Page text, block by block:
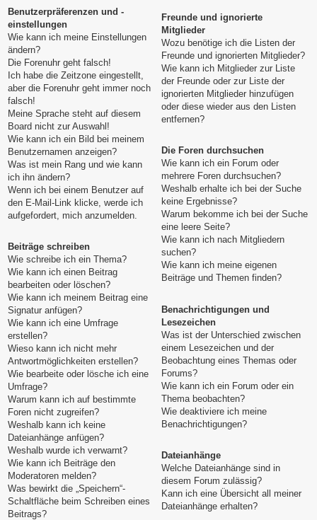
Benutzerpräferenzen und -
einstellungen
Wie kann ich meine Einstellungen
ändern?
Die Forenuhr geht falsch!
Ich habe die Zeitzone eingestellt,
aber die Forenuhr geht immer noch
falsch!
Meine Sprache steht auf diesem
Board nicht zur Auswahl!
Wie kann ich ein Bild bei meinem
Benutzernamen anzeigen?
Was ist mein Rang und wie kann
ich ihn ändern?
Wenn ich bei einem Benutzer auf
den E-Mail-Link klicke, werde ich
aufgefordert, mich anzumelden.
Beiträge schreiben
Wie schreibe ich ein Thema?
Wie kann ich einen Beitrag
bearbeiten oder löschen?
Wie kann ich meinem Beitrag eine
Signatur anfügen?
Wie kann ich eine Umfrage
erstellen?
Wieso kann ich nicht mehr
Antwortmöglichkeiten erstellen?
Wie bearbeite oder lösche ich eine
Umfrage?
Warum kann ich auf bestimmte
Foren nicht zugreifen?
Weshalb kann ich keine
Dateianhänge anfügen?
Weshalb wurde ich verwarnt?
Wie kann ich Beiträge den
Moderatoren melden?
Was bewirkt die „Speichern“-
Schaltfläche beim Schreiben eines
Beitrags?
Freunde und ignorierte
Mitglieder
Wozu benötige ich die Listen der
Freunde und ignorierten Mitglieder?
Wie kann ich Mitglieder zur Liste
der Freunde oder zur Liste der
ignorierten Mitglieder hinzufügen
oder diese wieder aus den Listen
entfernen?
Die Foren durchsuchen
Wie kann ich ein Forum oder
mehrere Foren durchsuchen?
Weshalb erhalte ich bei der Suche
keine Ergebnisse?
Warum bekomme ich bei der Suche
eine leere Seite?
Wie kann ich nach Mitgliedern
suchen?
Wie kann ich meine eigenen
Beiträge und Themen finden?
Benachrichtigungen und
Lesezeichen
Was ist der Unterschied zwischen
einem Lesezeichen und der
Beobachtung eines Themas oder
Forums?
Wie kann ich ein Forum oder ein
Thema beobachten?
Wie deaktiviere ich meine
Benachrichtigungen?
Dateianhänge
Welche Dateianhänge sind in
diesem Forum zulässig?
Kann ich eine Übersicht all meiner
Dateianhänge erhalten?